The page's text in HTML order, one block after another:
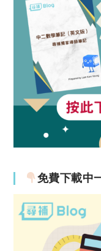
免費下載中